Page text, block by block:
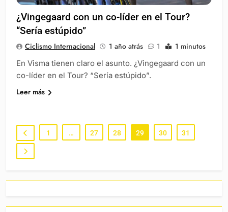
¿Vingegaard con un co-líder en el Tour?
“Sería estúpido”
Ciclismo Internacional 1 año atrás 1 1 minutos
En Visma tienen claro el asunto. ¿Vingegaard con un
co-líder en el Tour? “Sería estúpido”.
Leer más
1 … 27 28 29 30 31